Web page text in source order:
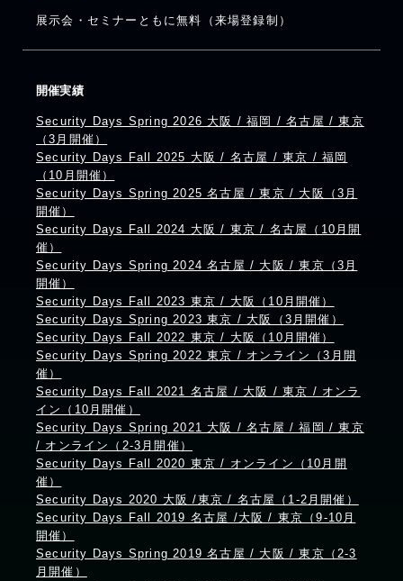
展示会・セミナーともに無料（来場登録制）
開催実績
Security Days Spring 2026 大阪 / 福岡 / 名古屋 / 東京
（3月開催）
Security Days Fall 2025 大阪 / 名古屋 / 東京 / 福岡
（10月開催）
Security Days Spring 2025 名古屋 / 東京 / 大阪（3月
開催）
Security Days Fall 2024 大阪 / 東京 / 名古屋（10月開
催）
Security Days Spring 2024 名古屋 / 大阪 / 東京（3月
開催）
Security Days Fall 2023 東京 / 大阪（10月開催）
Security Days Spring 2023 東京 / 大阪（3月開催）
Security Days Fall 2022 東京 / 大阪（10月開催）
Security Days Spring 2022 東京 / オンライン（3月開
催）
Security Days Fall 2021 名古屋 / 大阪 / 東京 / オンラ
イン（10月開催）
Security Days Spring 2021 大阪 / 名古屋 / 福岡 / 東京
/ オンライン（2-3月開催）
Security Days Fall 2020 東京 / オンライン（10月開
催）
Security Days 2020 大阪 /東京 / 名古屋（1-2月開催）
Security Days Fall 2019 名古屋 /大阪 / 東京（9-10月
開催）
Security Days Spring 2019 名古屋 / 大阪 / 東京（2-3
月開催）